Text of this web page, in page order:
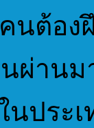
ต้อง
ผ่าน
ประ